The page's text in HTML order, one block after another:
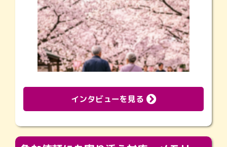
インタビューを見る